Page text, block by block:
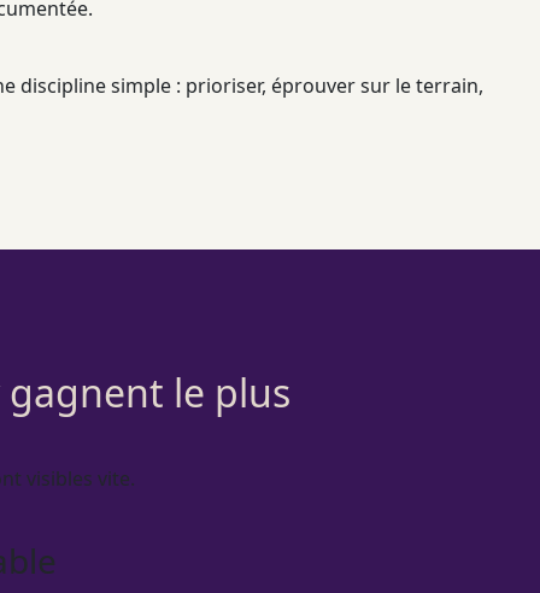
discipline simple : prioriser, éprouver sur le terrain,
le plus
visibles vite.